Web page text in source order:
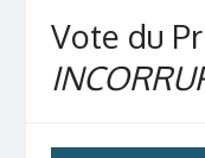
Vote du